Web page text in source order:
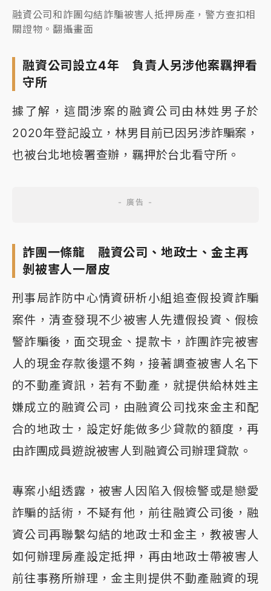
融資公司和詐團勾結詐騙被害人抵押房產，警方查扣相
關證物。翻攝畫面
融資公司設立4年 負責人另涉他案羈押看
守所
據了解，這間涉案的融資公司由林姓男子於
2020年登記設立，林男目前已因另涉詐騙案，
也被台北地檢署查辦，羈押於台北看守所。
詐團一條龍 融資公司、地政士、金主再
剝被害人一層皮
刑事局詐防中心情資研析小組追查假投資詐騙
案件，清查發現不少被害人先遭假投資、假檢
警詐騙後，面交現金、提款卡，詐團詐完被害
人的現金存款後還不夠，接著調查被害人名下
的不動產資訊，若有不動產，就提供給林姓主
嫌成立的融資公司，由融資公司找來金主和配
合的地政士，設定好能做多少貸款的額度，再
由詐團成員遊說被害人到融資公司辦理貸款。
專案小組透露，被害人因陷入假檢警或是戀愛
詐騙的話術，不疑有他，前往融資公司後，融
資公司再聯繫勾結的地政士和金主，教被害人
如何辦理房產設定抵押，再由地政士帶被害人
前往事務所辦理，金主則提供不動產融資的現